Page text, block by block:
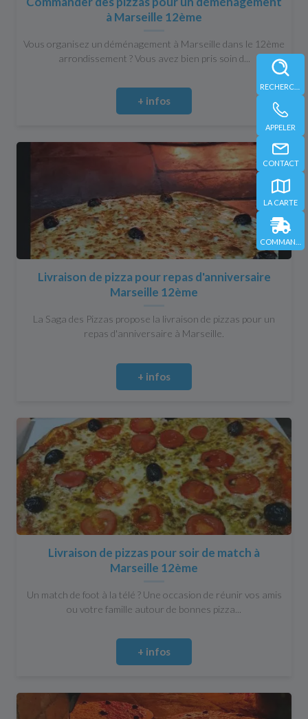
APPELER
CONTACT
LA CARTE
à Marseille 12ème
Vous organisez un déménagement à Marseille dans le 12ème
arrondissement ? Vous avez bien pris soin d...
+ infos
Livraison de pizza pour repas d'anniversaire
Marseille 12ème
La Saga des Pizzas propose la livraison de pizzas pour un
repas d'anniversaire à Marseille.
+ infos
Livraison de pizzas pour soir de match à
Marseille 12ème
Un match de foot à la télé ? Une occasion de réunir vos amis
ou votre famille autour de bonnes pizza...
+ infos